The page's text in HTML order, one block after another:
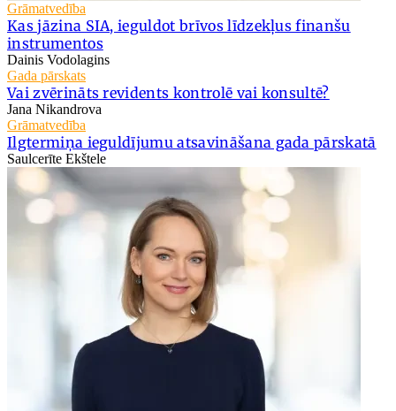
Grāmatvedība
Kas jāzina SIA, ieguldot brīvos līdzekļus finanšu
instrumentos
Dainis Vodolagins
Gada pārskats
Vai zvērināts revidents kontrolē vai konsultē?
Jana Nikandrova
Grāmatvedība
Ilgtermiņa ieguldījumu atsavināšana gada pārskatā
Saulcerīte Ekštele